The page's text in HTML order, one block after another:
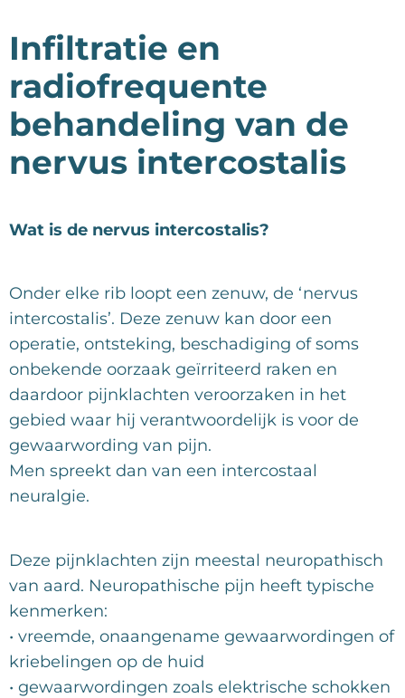
Infiltratie en
radiofrequente
behandeling van de
nervus intercostalis
Wat is de nervus intercostalis?
Onder elke rib loopt een zenuw, de ‘nervus
intercostalis’. Deze zenuw kan door een
operatie, ontsteking, beschadiging of soms
onbekende oorzaak geïrriteerd raken en
daardoor pijnklachten veroorzaken in het
gebied waar hij verantwoordelijk is voor de
gewaarwording van pijn.
Men spreekt dan van een intercostaal
neuralgie.
Deze pijnklachten zijn meestal neuropathisch
van aard. Neuropathische pijn heeft typische
kenmerken:
• vreemde, onaangename gewaarwordingen of
kriebelingen op de huid
• gewaarwordingen zoals elektrische schokken